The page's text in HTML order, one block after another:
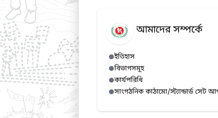
হাম প্রেস রিলিজ (২৩/০৭/২০২৬)
হাম প্রেস রিলিজ (২১/০৭/২০২৬)
হাম প্রেস রিলিজ (২০/০৭/২০২৬)
হাম প্রেস রিলিজ (১৯/০৭/২০২৬)
আমাদের সম্পর্কে
ইতিহাস
বিভাগসমূহ
কার্যপরিধি
সাংগঠনিক কাঠামো/স্ট্যান্ডার্ড সেট